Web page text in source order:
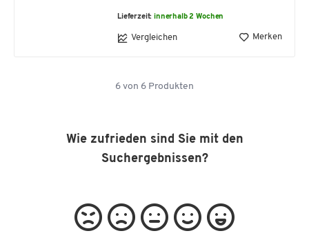
Lieferzeit:innerhalb 2 Wochen
Vergleichen Merken
6 von 6 Produkten
Wie zufrieden sind Sie mit den
Suchergebnissen?